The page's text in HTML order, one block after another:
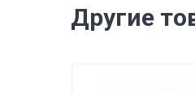
Другие